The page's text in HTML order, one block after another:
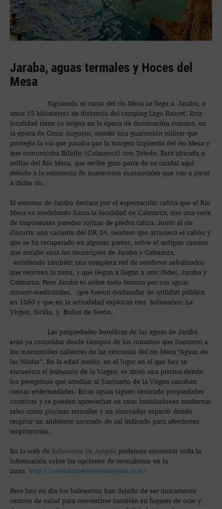
Jaraba, aguas termales y Hoces del
Mesa
Siguiendo el curso del río Mesa se llega a Jaraba, a
unos 15 kilómetros de distancia del camping Lago Resort. Esta
localidad tiene su origen en la época de dominación romana, en
la época de César Augusto, siendo una guarnición militar que
protegía la vía que pasaba por la margen izquierda del río Mesa y
que comunicaba Bílbilis (Calatayud) con Toledo. Está ubicada a
orillas del Río Mesa, que recibe gran parte de su caudal aquí
debido a la existencia de numerosos manantiales que van a parar
a dicho río.
El entorno de Jaraba destaca por el espectacular cañón que el Río
Mesa va modelando hacia la localidad de Calmarza, con una serie
de imponentes paredes rojizas de piedra caliza. Junto al río
discurre una variante del GR 24, sendero que atraviesa el cañón y
que se ha recuperado en algunas partes, sobre el antiguo camino
que antaño unía los municipios de Jaraba y Calmarza,
existiendo también una completa red de senderos señalizados
que recorren la zona, y que llegan a llegan a unir Ibdes, Jaraba y
Calmarza. Pero Jaraba es sobre todo famosa por sus aguas
minero-medicinales, que fueron declaradas de utilidad pública
en 1860 y que en la actualidad explotan tres balnearios: La
Virgen, Sicilia, y Baños de Serón.
Las propiedades benéficas de las aguas de Jaraba
eran ya conocidas desde tiempos de los romanos que llamaron a
los manantiales calientes de las cercanías del río Mesa “Aguas de
las Ninfas”. En la edad media, en el lugar en el que hoy se
encuentra el balneario de la Virgen, se abrió una piscina donde
los peregrinos que acudían al Santuario de la Virgen sanaban
ciertas enfermedades. Estas aguas siguen teniendo propiedades
curativas y se pueden aprovechar en unas instalaciones modernas
tales como piscinas termales y un innovador espacio donde
respirar un ambiente saturado de sal indicado para afecciones
respiratorias.
En la web de Balnearios de Aragón podemos encontrar toda la
información sobre las opciones de termalismo en la
zona http://www.balneariosdearagon.com/
Pero hoy en día los balnearios han dejado de ser únicamente
centros de salud para convertirse también en lugares de ocio y